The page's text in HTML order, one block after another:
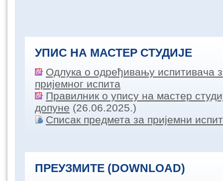
УПИС НА МАСТЕР СТУДИЈЕ
Одлука о одређивању испитивача
пријемног испита
Правилник о упису на мастер
допуне (26.06.2025.)
Списак предмета за пријемни испит
ПРЕУЗМИТЕ (DOWNLOAD)